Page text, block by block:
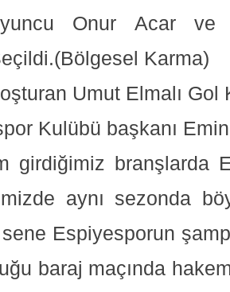
Onur Acar ve
Karma)
Umut Elmalı Gol
Kulübü başkanı
girdiğimiz branşlarda
aynı sezonda
Espiyesporun
baraj maçında